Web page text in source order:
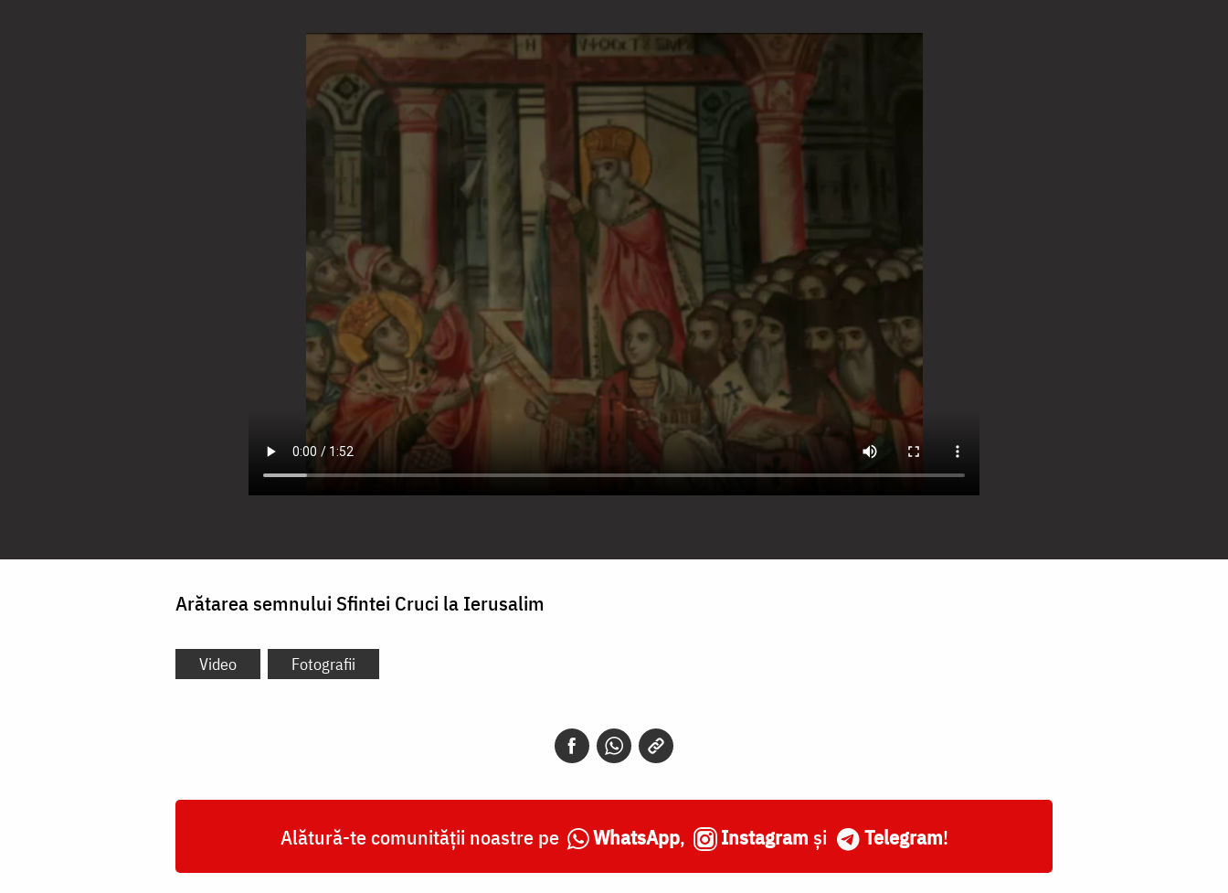
Arătarea semnului Sfintei Cruci la Ierusalim
Video Fotografii
Alătură-te comunității noastre pe WhatsApp, Instagram și Telegram!